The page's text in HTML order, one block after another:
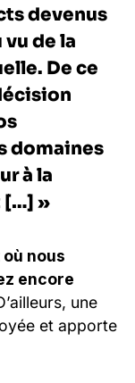
devenus
de la
De ce
domaines
à la
[…] »
nous
encore
une
et apporte